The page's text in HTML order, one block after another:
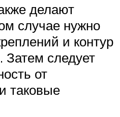
делают
случае нужно
и контур
Затем следует
от
таковые